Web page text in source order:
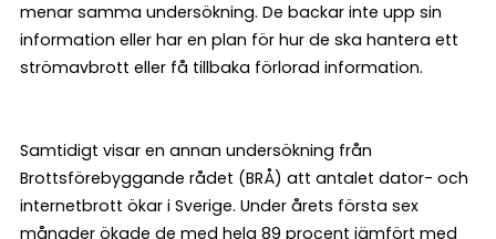
menar samma undersökning. De backar inte upp sin
information eller har en plan för hur de ska hantera ett
strömavbrott eller få tillbaka förlorad information.
Samtidigt visar en annan undersökning från
Brottsförebyggande rådet (BRÅ) att antalet dator- och
internetbrott ökar i Sverige. Under årets första sex
månader ökade de med hela 89 procent jämfört med